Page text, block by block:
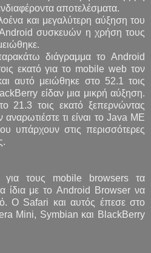
αποτελέσματα.
και μεγαλύτερη αύξηση του
συσκευών η χρήση τους
διάγραμμα το Android
εκατό για το mobile web τον
αυτό μειώθηκε στο 52.1 τοις
είδαν μια μικρή αύξηση.
21.3 τοις εκατό ξεπερνώντας
τι είναι το Java ME
υπάρχουν στις περισσότερες
για τους mobile browsers τα
ίδια με το Android Browser να
Ο Safari και αυτός έπεσε στο
Mini, Symbian και BlackBerry